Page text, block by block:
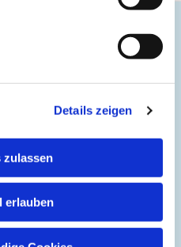
Details zeigen
zulassen
erlauben
Unterbarmen Süd